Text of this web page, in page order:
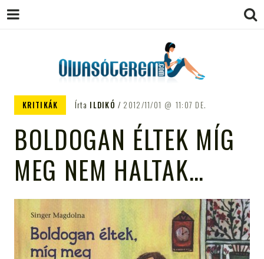
OLVASÓTEREM.COM – AZ
EGÉSZSÉGES OLVASÁS
TÁMOGATÓJA
KRITIKÁK Írta ILDIKÓ 2012/11/01 11:07 DE.
BOLDOGAN ÉLTEK MÍG
MEG NEM HALTAK…